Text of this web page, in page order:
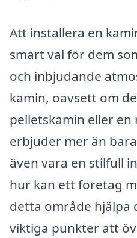
Att installera en
smart val för dem
och inbjudande
kamin, oavsett om
pelletskamin eller
erbjuder mer än
även vara en stilfull
hur kan ett företag
detta område hjälpa
viktiga punkter att